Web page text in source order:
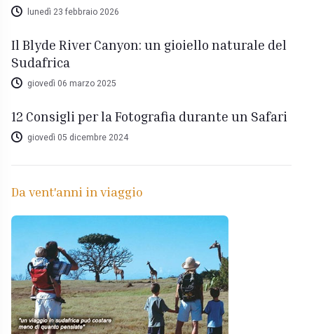
lunedì 23 febbraio 2026
Il Blyde River Canyon: un gioiello naturale del
Sudafrica
giovedì 06 marzo 2025
12 Consigli per la Fotografia durante un Safari
giovedì 05 dicembre 2024
Da vent'anni in viaggio